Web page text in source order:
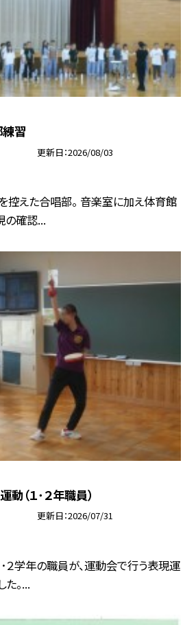
練習
更新日 2026/08/03
控えた合唱部。 音楽室に加え体育館
の確認...
動（１･２年職員）
更新日 2026/07/31
２学年の職員が、運動会で行う表現運
。...